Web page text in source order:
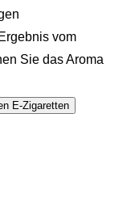
vom
Sie das Aroma
E-Zigaretten